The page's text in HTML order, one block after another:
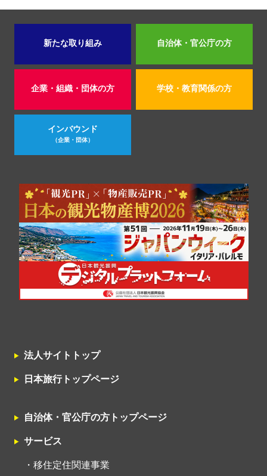
新たな取り組み 自治体・官公庁の方
企業・組織・団体の方 学校・教育関係の方
インバウンド
（企業・団体）
法人サイトトップ
日本旅行トップページ
自治体・官公庁の方トップページ
サービス
移住定住関連事業